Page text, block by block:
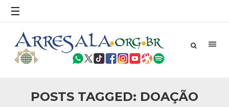
☰
POSTS TAGGED: DOAÇÃO
do terrorismo não
25 DE SETEMBRO DE 2010
Necessárias Considerações Sobre o
Conflito
Por: Ahmed Ismail Introdução O presente artigo resume as